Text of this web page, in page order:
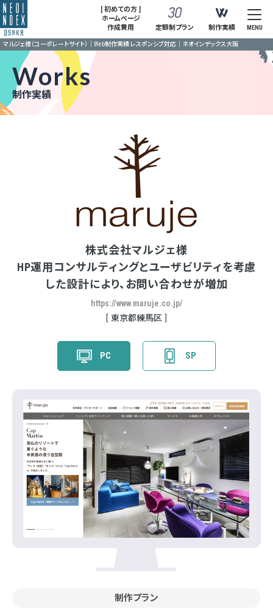
[ 初めての方 ]
ホームページ
作成費用
定額制プラン 制作実績 MENU
マルジェ様（コーポレートサイト）｜Web制作実績 レスポンシブ対応｜ネオインデックス大阪
Works
制作実績
株式会社マルジェ様
HP運用コンサルティングとユーザビリティを考慮
した設計により、お問い合わせが増加
https://www.maruje.co.jp/
東京都練馬区
PC SP
制作プラン